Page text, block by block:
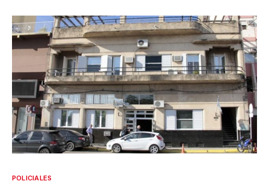
POLICIALES